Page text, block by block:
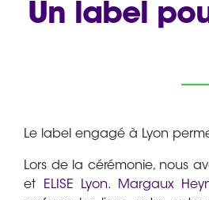
Un label
Le label engagé à Lyon
Lors de la cérémonie, nous
et
ELISE Lyon. Margaux